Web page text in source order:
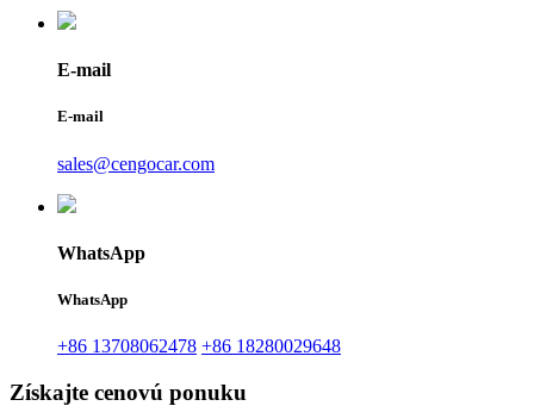
E-mail
E-mail
sales@cengocar.com
WhatsApp
WhatsApp
+86 13708062478 +86 18280029648
Získajte cenovú ponuku